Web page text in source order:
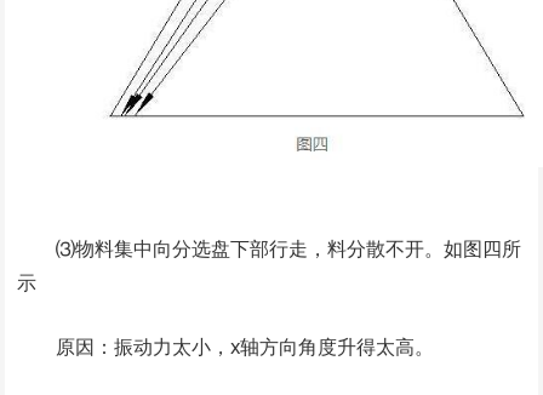
⑶物料集中向分选盘下部行走，料分散不开。如图四所
示
原因：振动力太小，x轴方向角度升得太高。